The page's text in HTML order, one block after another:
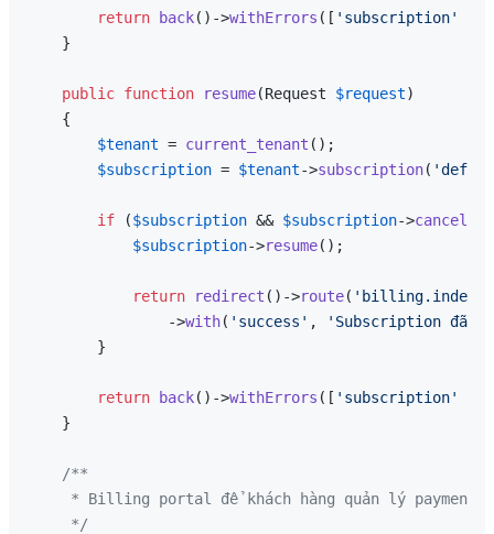
return back()->withErrors ([ 'subscription'
    }
public function resume(Request $request)
{
$tenant = current_tenant ();
$subscription = $tenant->subscription(
if ($subscription && $subscription->cancelled
$subscription->resume();
return redirect ()->route( 'billing.index'
                ->
with( 'success' ,
'Subscription đã
        }
return back()->withErrors ([ 'subscription'
    }
/**
* Billing portal để khách hàng quản lý payment
     */